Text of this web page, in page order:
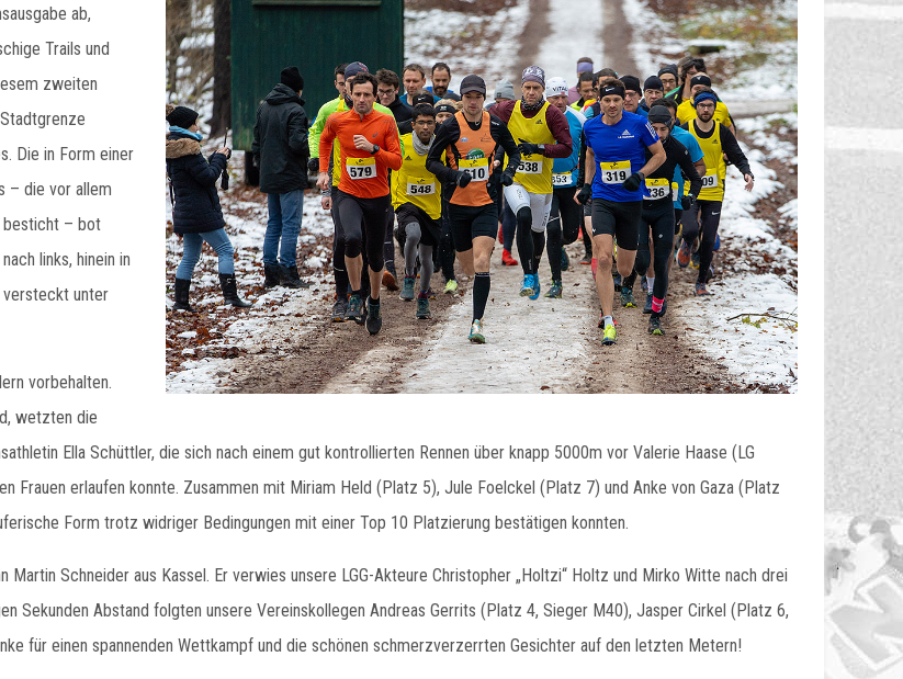
ab,
Trails und
zweiten
Die in Form einer
– die vor allem
besticht – bot
links, hinein in
versteckt unter
vorbehalten.
wetzten die
Ella Schüttler, die sich nach einem gut kontrollierten Rennen über knapp 5000m vor Valerie Haase (LG
Frauen erlaufen konnte. Zusammen mit Miriam Held (Platz 5), Jule Foelckel (Platz 7) und Anke von Gaza (Platz
Form trotz widriger Bedingungen mit einer Top 10 Platzierung bestätigen konnten.
Schneider aus Kassel. Er verwies unsere LGG-Akteure Christopher „Holtzi“ Holtz und Mirko Witte nach drei
Sekunden Abstand folgten unsere Vereinskollegen Andreas Gerrits (Platz 4, Sieger M40), Jasper Cirkel (Platz 6,
für einen spannenden Wettkampf und die schönen schmerzverzerrten Gesichter auf den letzten Metern!